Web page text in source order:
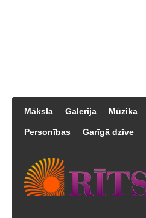
Māksla Galerija Mūzika
Personības Garīgā dzīve